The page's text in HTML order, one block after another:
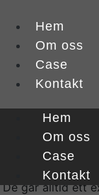
Hem
Om oss
Case
Kontakt
Hem
Om oss
Case
Kontakt
Vi har haft
olika projekt.
förmåga att
känner sig i
De går alltid ett